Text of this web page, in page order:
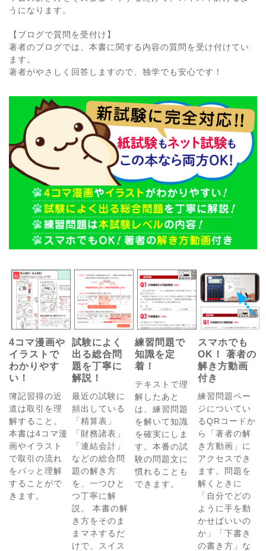
うになります。
【ブログで質問を受付け】
著者のブログでは、本書に関する内容の質問を受け付けてい
ます。
著者がやさしく回答しますので、独学でも安心です！
4コマ漫画や
イラストで
わかりやす
い！
簿記習得の近
道は取引を理
解すること。
本書は4コマ漫
画やイラスト
で取引の流れ
をパッと理解
することがで
きます。
試験によく
出る総合問
題を丁寧に
解説！
最近の試験に
頻出している
「精算表」
「財務諸表」
「連結会計」
などの総合問
題の解き方
を、一つひと
つ丁寧に解
説。 本書の解
き方をそのま
まマネするだ
けで、スイス
練習問題で
知識を定
着！
テキストで理
解したあと
は、練習問題
を解いて知識
を確実にしま
す。本番の試
験の問題文に
慣れることも
できます。
スマホでも
OK！ 著者の
解き方動画
付き
練習問題ペー
ジについてい
るQRコードか
ら「著者の解
き方動画」に
アクセスでき
ます。問題を
解くときに
「自分でどの
ように手を動
かせばいいの
か」「下書き
の書き方」な